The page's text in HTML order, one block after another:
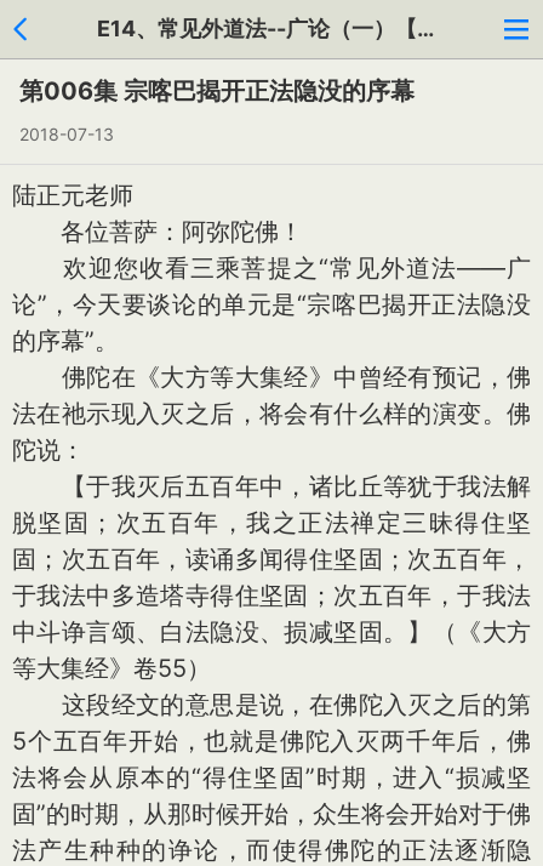
E14、常见外道法--广论（一）【共130集】
第006集 宗喀巴揭开正法隐没的序幕
2018-07-13
陆正元老师
各位菩萨：阿弥陀佛！
欢迎您收看三乘菩提之“常见外道法——广
论”，今天要谈论的单元是“宗喀巴揭开正法隐没
的序幕”。
佛陀在《大方等大集经》中曾经有预记，佛
法在祂示现入灭之后，将会有什么样的演变。佛
陀说：
【于我灭后五百年中，诸比丘等犹于我法解
脱坚固；次五百年，我之正法禅定三昧得住坚
固；次五百年，读诵多闻得住坚固；次五百年，
于我法中多造塔寺得住坚固；次五百年，于我法
中斗诤言颂、白法隐没、损减坚固。】（《大方
等大集经》卷55）
这段经文的意思是说，在佛陀入灭之后的第
5个五百年开始，也就是佛陀入灭两千年后，佛
法将会从原本的“得住坚固”时期，进入“损减坚
固”的时期，从那时候开始，众生将会开始对于佛
法产生种种的诤论，而使得佛陀的正法逐渐隐